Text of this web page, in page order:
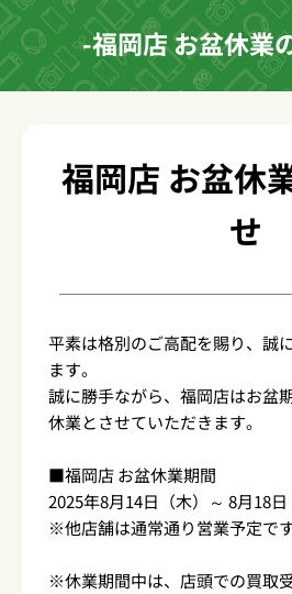
-福岡店 お盆休業
福岡店 お盆休
せ
平素は格別のご高配を賜り、誠
ます。
誠に勝手ながら、福岡店はお盆
休業とさせていただきます。
■福岡店 お盆休業期間
2025年8月14日（木）～ 8月18日
※他店舗は通常通り営業予定です
※休業期間中は、店頭での買取